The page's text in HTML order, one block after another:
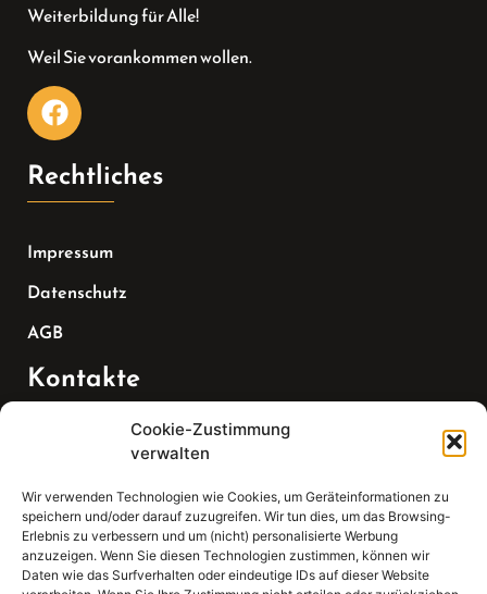
Cookie-Zustimmung
verwalten
Wir verwenden Technologien wie Cookies, um Geräteinformationen zu
speichern und/oder darauf zuzugreifen. Wir tun dies, um das Browsing-
Erlebnis zu verbessern und um (nicht) personalisierte Werbung
anzuzeigen. Wenn Sie diesen Technologien zustimmen, können wir
Daten wie das Surfverhalten oder eindeutige IDs auf dieser Website
Weiterbildung für Alle!
Weil Sie vorankommen wollen.
Rechtliches
Impressum
Datenschutz
AGB
Kontakte
07147 270 3349
Email:
sekretariat(at)gleis4-seminarzentrum.com